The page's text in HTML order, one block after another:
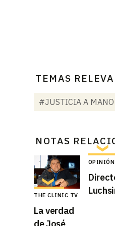
TEMAS
#JUSTICIA A MANO
NOTAS
THE CLINIC TV
La verdad
OPINIÓN